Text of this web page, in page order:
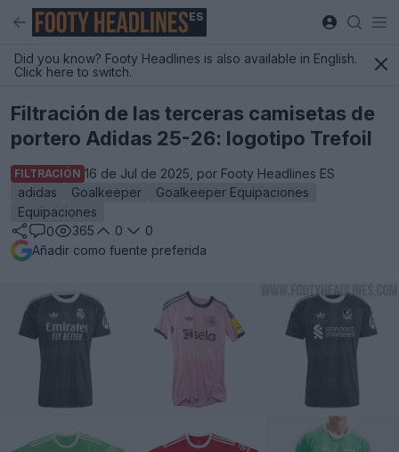
ES
Did you know? Footy Headlines is also available in English.
Click here to switch.
Filtración de las terceras camisetas de
portero Adidas 25-26: logotipo Trefoil
FILTRACIÓN 16 de Jul de 2025, por Footy Headlines ES
adidas
Goalkeeper
Goalkeeper Equipaciones
Equipaciones
0
365 0
0
Añadir como fuente preferida